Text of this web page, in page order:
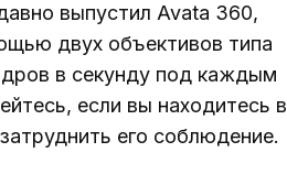
выпустил Avata 360,
двух объективов типа
в секунду под каждым
если вы находитесь в
его соблюдение.